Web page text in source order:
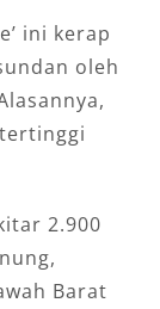
ini kerap
oleh
2.900
Barat